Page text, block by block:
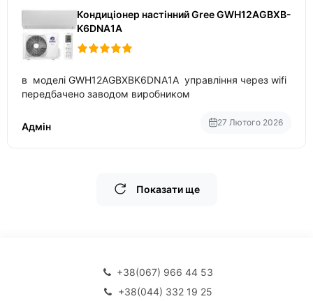
Кондиціонер настінний Gree GWH12AGBXB-
K6DNA1A
в моделі GWH12AGBXBK6DNA1A управління через wifi
передбачено заводом виробником
Адмін 27 Лютого 2026
Показати ще
+38(067) 966 44 53
+38(044) 332 19 25